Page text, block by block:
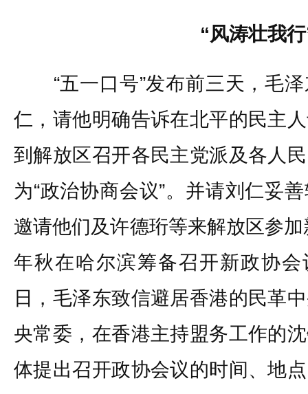
“风涛壮我
“五一口号”发布前三天，毛泽
仁，请他明确告诉在北平的民主
到解放区召开各民主党派及各人
为“政治协商会议”。并请刘仁妥
邀请他们及许德珩等来解放区参
年秋在哈尔滨筹备召开新政协会
日，毛泽东致信避居香港的民革
央常委，在香港主持盟务工作的
体提出召开政协会议的时间、地